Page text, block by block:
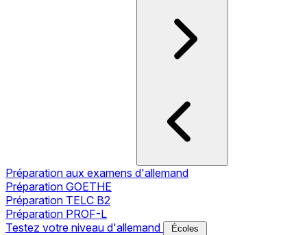
Préparation aux examens d'allemand
Préparation GOETHE
Préparation TELC B2
Préparation PROF-L
Testez votre niveau d'allemand
Écoles